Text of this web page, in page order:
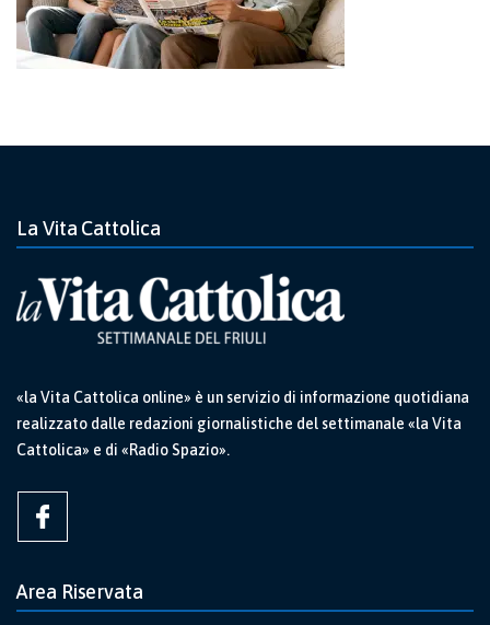
La Vita Cattolica
«la Vita Cattolica online» è un servizio di informazione quotidiana
realizzato dalle redazioni giornalistiche del settimanale «la Vita
Cattolica» e di «Radio Spazio».
Area Riservata